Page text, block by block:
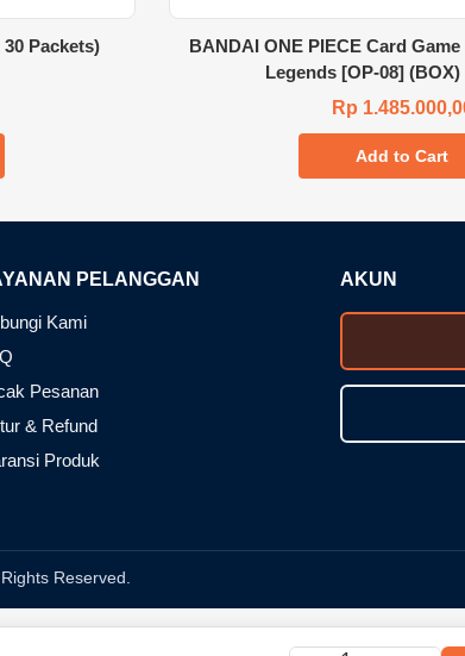
Packets)
BANDAI ONE PIECE Card
Legends [OP-08] (BOX)
Rp
Add to Cart
PELANGGAN
Kami
Pesanan
& Refund
Produk
AKUN
Reserved.